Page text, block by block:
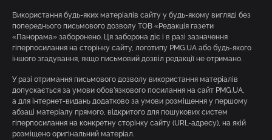
Використання будь-яких матеріалів сайту у будь-якому вигляді без
попереднього письмового дозволу ТОВ «Редакція газети
«Панорама» заборонено. Ця заборона діє і в разі зазначення
гіперпосилання на сторінку сайту, логотипу PMG.UA або будь-якого
іншого згадування, якщо письмовий дозвіл редакції не отримано.
У разі отримання письмового дозволу використання матеріалів
допускається за умови обов’язкового посилання на сайт PMG.UA,
а для інтернет-видань додатково за умови розміщення у першому
абзаці матеріалу прямого, відкритого для пошукових систем
гіперпосилання на конкретну сторінку сайту (URL-адресу), на якій
розміщено оригінальний матеріал.